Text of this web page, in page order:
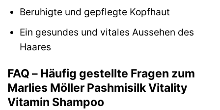
Beruhigte und gepflegte Kopfhaut
Ein gesundes und vitales Aussehen des
Haares
FAQ – Häufig gestellte Fragen zum
Marlies Möller Pashmisilk Vitality
Vitamin Shampoo